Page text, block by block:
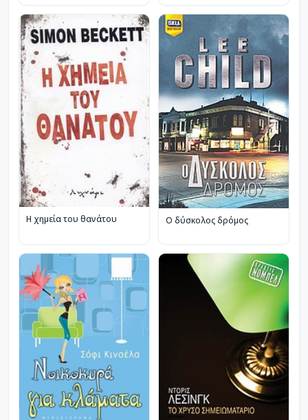
Η χημεία του θανάτου Ο δύσκολος δρόμος